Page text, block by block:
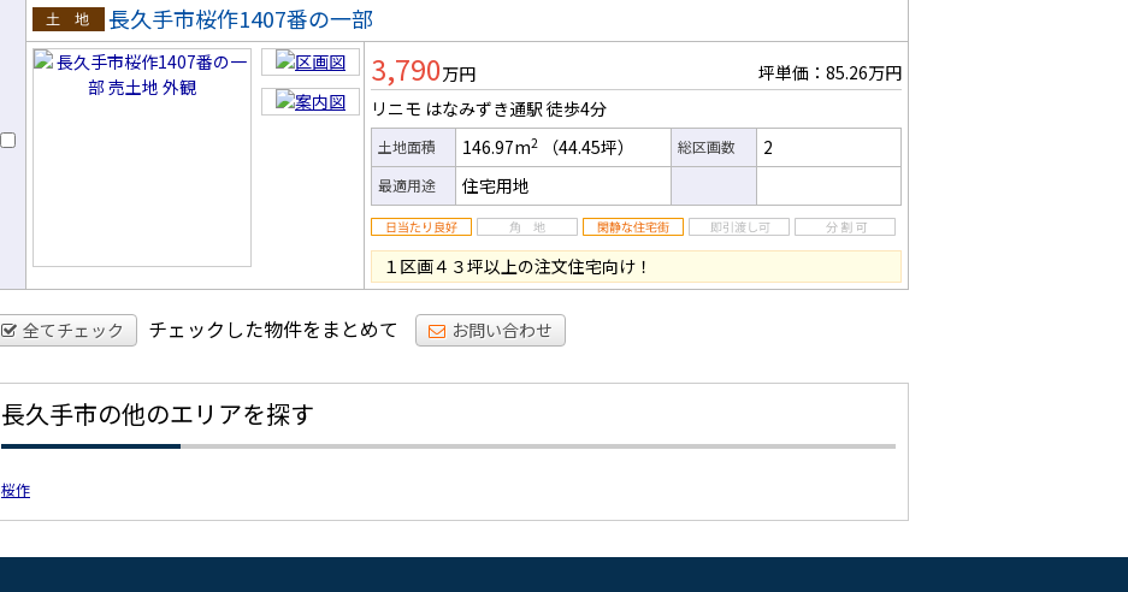
売土地
長久手市桜作1407番の一部
3,790万円
坪単価：85.26万円
リニモ はなみずき通駅 徒歩4分
土地面積 146.97m2 （44.45坪） 総区画数 2
最適用途 住宅用地
１区画４３坪以上の注文住宅向け！
全てチェック チェックした物件をまとめて お問い合わせ
長久手市の他のエリアを探す
桜作